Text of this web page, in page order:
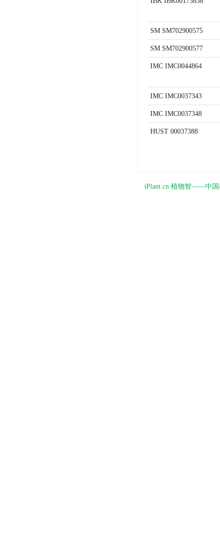
SM SM702900575
SM SM702900577
IMC IMC0044864
IMC IMC0037343
IMC IMC0037348
HUST 00037388
iPlant.cn 植物智——中国